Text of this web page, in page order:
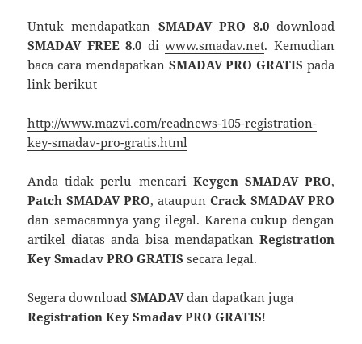
Untuk mendapatkan SMADAV PRO 8.0download
SMADAV FREE 8.0 diwww.smadav.net. Kemudian
baca cara mendapatkan SMADAV PRO GRATIS pada
link berikut
http://www.mazvi.com/readnews-105-registration-
key-smadav-pro-gratis.html
Anda tidak perlu mencari Keygen SMADAV PRO,
Patch SMADAV PRO, ataupun Crack SMADAV PRO
dan semacamnya yang ilegal. Karena cukup dengan
artikel diatas anda bisa mendapatkan Registration
Key Smadav PRO GRATIS secara legal.
Segera downloadSMADAVdan dapatkan juga
Registration Key Smadav PRO GRATIS!